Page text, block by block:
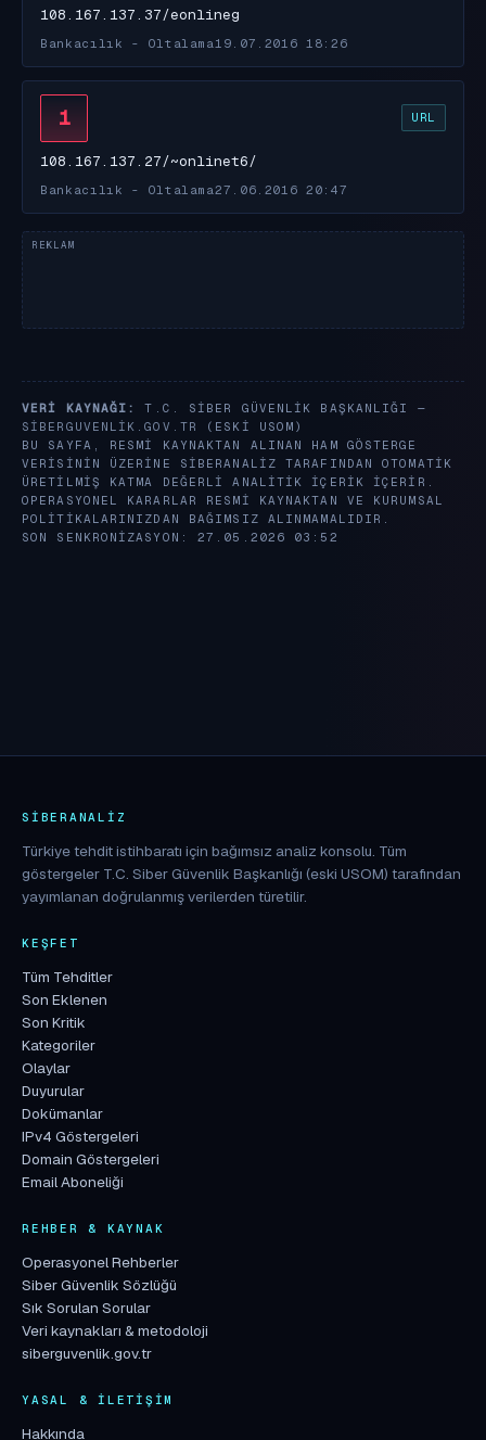
108.167.137.37/eonlineg
Bankacılık - Oltalama 19.07.2016 18:26
1 URL
108.167.137.27/~onlinet6/
Bankacılık - Oltalama27.06.2016 20:47
VERI KAYNAĞI:
T.C. SIBER GÜVENLIK BAŞKANLIĞI —
SIBERGUVENLIK.GOV.TR
(ESKI USOM)
BU SAYFA, RESMI KAYNAKTAN ALINAN HAM GÖSTERGE
VERISININ ÜZERINE SIBERANALIZ TARAFINDAN OTOMATIK
ÜRETILMIŞ KATMA DEĞERLI ANALITIK IÇERIK IÇERIR.
OPERASYONEL KARARLAR RESMI KAYNAKTAN VE KURUMSAL
POLITIKALARINIZDAN BAĞIMSIZ ALINMAMALIDIR.
SON SENKRONIZASYON: 27.05.2026 03:52
SIBERANALIZ
Türkiye tehdit istihbaratı için bağımsız analiz konsolu. Tüm
göstergeler T.C. Siber Güvenlik Başkanlığı (eski USOM) tarafından
yayımlanan doğrulanmış verilerden türetilir.
KEŞFET
Tüm Tehditler
Son Eklenen
Son Kritik
Kategoriler
Olaylar
Duyurular
Dokümanlar
IPv4 Göstergeleri
Domain Göstergeleri
Email Aboneliği
REHBER & KAYNAK
Operasyonel Rehberler
Siber Güvenlik Sözlüğü
Sık Sorulan Sorular
Veri kaynakları & metodoloji
siberguvenlik.gov.tr
YASAL & İLETIŞIM
Hakkında